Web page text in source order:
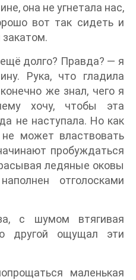
она не угнетала нас,
вот так сидеть и
долго? Правда? — я
Рука, что гладила
же знал, чего я
хочу, чтобы эта
не наступала. Но как
может властвовать
пробуждаться
ледяные оковы
отголосками
с шумом втягивая
другой ощущал эти
маленькая